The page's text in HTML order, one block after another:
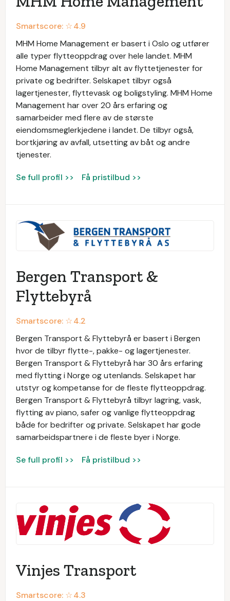
Smartscore: ☆4.9
MHM Home Management er basert i Oslo og utfører
alle typer flytteoppdrag over hele landet. MHM
Home Management tilbyr alt av flyttetjenester for
private og bedrifter. Selskapet tilbyr også
lagertjenester, flyttevask og boligstyling. MHM Home
Management har over 20 års erfaring og
samarbeider med flere av de største
eiendomsmeglerkjedene i landet. De tilbyr også,
bortkjøring av avfall, utsetting av båt og andre
tjenester.
Se full profil >> Få pristilbud >>
Bergen Transport &
Flyttebyrå
Smartscore: ☆4.2
Bergen Transport & Flyttebyrå er basert i Bergen
hvor de tilbyr flytte-, pakke- og lagertjenester.
Bergen Transport & Flyttebyrå har 30 års erfaring
med flytting i Norge og utenlands. Selskapet har
utstyr og kompetanse for de fleste flytteoppdrag.
Bergen Transport & Flyttebyrå tilbyr lagring, vask,
flytting av piano, safer og vanlige flytteoppdrag
både for bedrifter og private. Selskapet har gode
samarbeidspartnere i de fleste byer i Norge.
Se full profil >> Få pristilbud >>
Vinjes Transport
Smartscore: ☆4.3